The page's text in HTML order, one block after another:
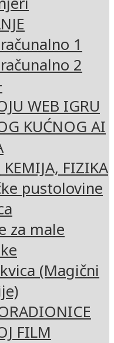
1
2
WEB IGRU
KUĆNOG AI
FIZIKA
pustolovine
za male
(Magični
FILM